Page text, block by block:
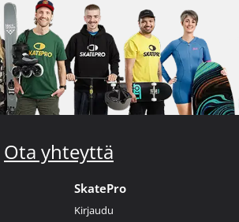
Ota yhteyttä
SkatePro
Kirjaudu